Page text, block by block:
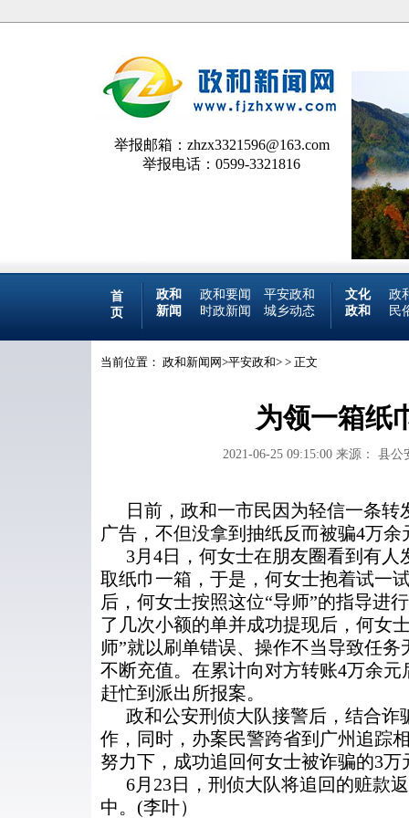
举报邮箱：zhzx3321596@163.com
举报电话：0599-3321816
首
页
政和 政和要闻
平安政和
新闻
时政新闻 城乡动态
文化
政
政和
民
当前位置： 政和新闻网>平安政和> > 正文
为领一箱纸
2021-06-25 09:15:00 来源： 县公
日前，政和一市民因为轻信一条
广告，不但没拿到抽纸反而被骗4万余
3月4日，何女士在朋友圈看到有
取纸巾一箱，于是，何女士抱着试一
后，何女士按照这位“导师”的指导进
了几次小额的单并成功提现后，何女
师”就以刷单错误、操作不当导致任
不断充值。在累计向对方转账4万余
赶忙到派出所报案。
政和公安刑侦大队接警后，结合诈
作，同时，办案民警跨省到广州追踪
努力下，成功追回何女士被诈骗的3万
6月23日，刑侦大队将追回的赃款
中。(李叶）